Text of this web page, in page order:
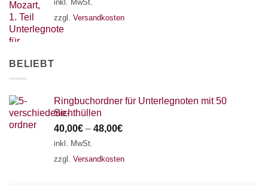
inkl. MwSt.
zzgl. Versandkosten
BELIEBT
Ringbuchordner für Unterlegnoten mit 50
Sichthüllen
40,00€ – 48,00€
inkl. MwSt.
zzgl. Versandkosten